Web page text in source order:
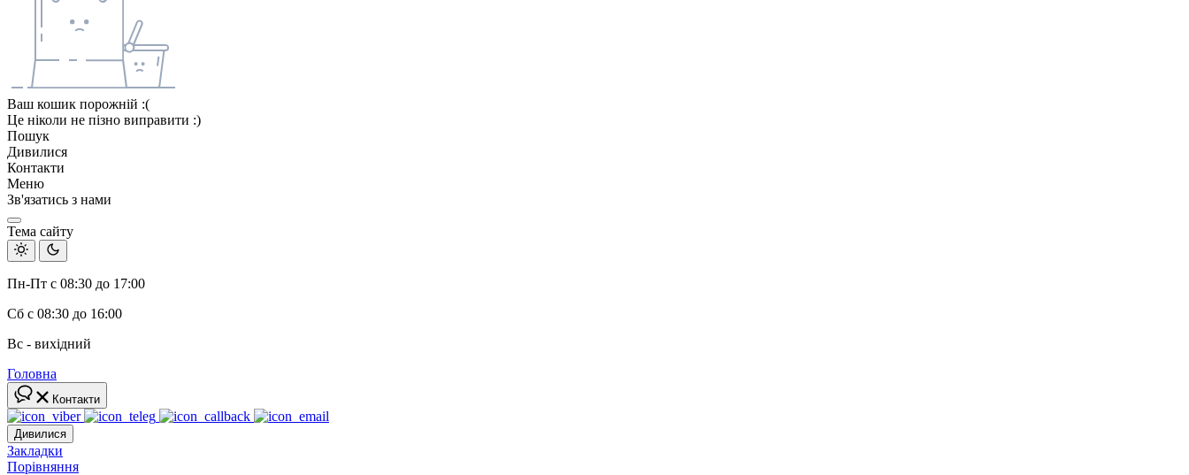
Ваш кошик порожній :(
Це ніколи не пізно виправити :)
Пошук
Дивилися
Контакти
Меню
Зв'язатись з нами
Тема сайту
Пн-Пт с 08:30 до 17:00
Сб с 08:30 до 16:00
Вс - вихідний
Головна
Контакти
Дивилися
Закладки
Порівняння